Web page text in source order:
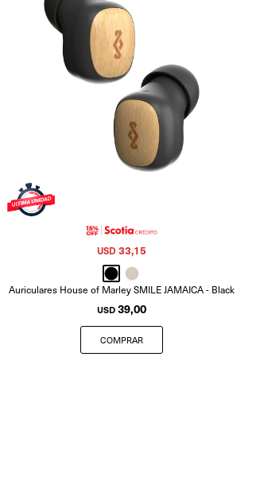
Auriculares House of Marley SMILE JAMAICA - Black
USD39,00
USD 33,15